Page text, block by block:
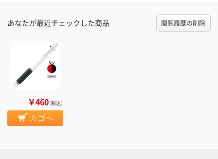
あなたが最近チェックした商品 閲覧履歴の削除
￥460（税込）
カゴへ